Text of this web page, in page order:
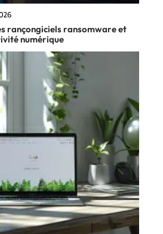
rançongiciels ransomware et
numérique